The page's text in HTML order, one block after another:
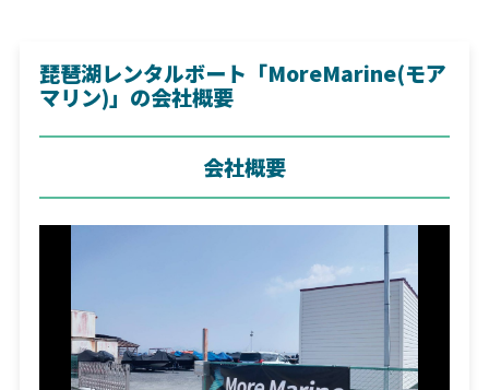
琵琶湖レンタルボート「MoreMarine(モア
マリン)」の会社概要
会社概要